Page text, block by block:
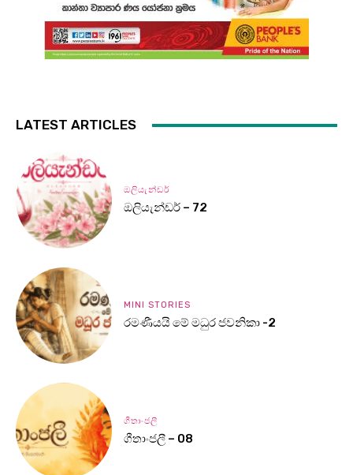
LATEST ARTICLES
ඔලියැන්ඩර්
ඔලියැන්ඩර් – 72
MINI STORIES
රමණීයයි මේ මධුර ජවනිකා -2
ගීතාංජලී
ගීතාංජලී – 08